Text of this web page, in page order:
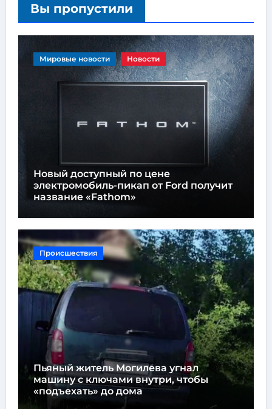
Вы пропустили
Мировые новости Новости
Новый доступный по цене
электромобиль-пикап от Ford получит
название «Fathom»
Происшествия
Пьяный житель Могилева угнал
машину с ключами внутри, чтобы
«подъехать» до дома